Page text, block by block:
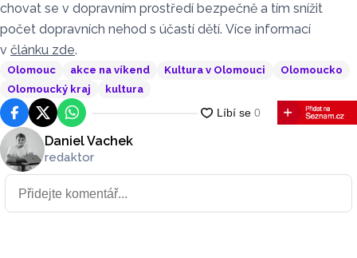
chovat se v dopravním prostředí bezpečně a tím snížit
počet dopravních nehod s účastí dětí. Více informací
v článku zde.
Olomouc akce na víkend Kultura v Olomouci
Olomoucko
Olomoucký kraj
kultura
FacebookPlatforma X
WhatsApp
Daniel Vachek
redaktor